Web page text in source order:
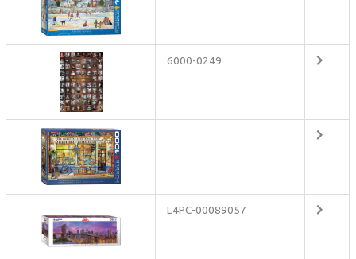
6000-0249
L4PC-00089057